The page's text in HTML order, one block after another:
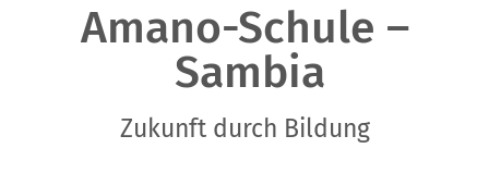
Amano-Schule –
Sambia
Zukunft durch Bildung